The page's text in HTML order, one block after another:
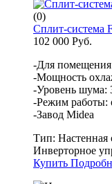
(0)
Сплит-система
102 000 Руб.
-Для
-Мощность
-Уровень шума:
-Режим работы:
-Завод Midea
Тип: Настенная
Инверторное
Купить